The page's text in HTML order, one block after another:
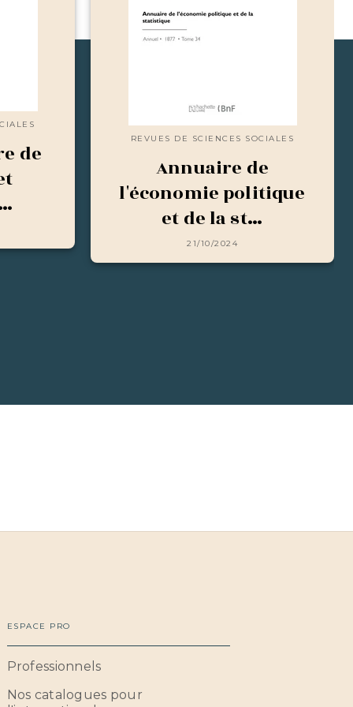
de
REVUES DE SCIENCES SOCIALES
Annuaire de
l'économie politique
et de la st…
21/10/2024
ESPACE PRO
Professionnels
Nos catalogues pour